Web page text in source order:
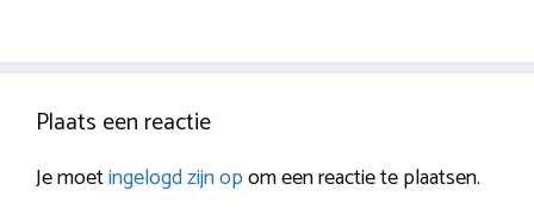
Plaats een reactie
Je moetingelogd zijn opom een reactie te plaatsen.